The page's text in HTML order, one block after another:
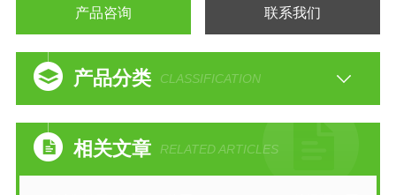
产品咨询 联系我们
产品分类 CLASSIFICATION
相关文章 RELATED ARTICLES